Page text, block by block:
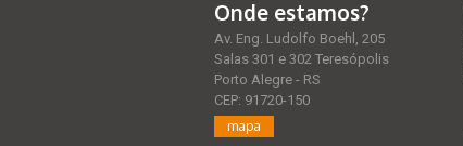
Onde estamos?
Av. Eng. Ludolfo Boehl, 205
Salas 301 e 302 Teresópolis
Porto Alegre - RS
CEP: 91720-150
mapa